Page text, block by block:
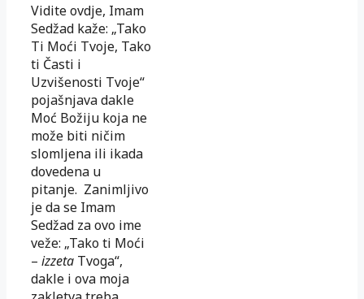
Vidite ovdje, Imam
Sedžad kaže: „Tako
Ti Moći Tvoje, Tako
ti Časti i
Uzvišenosti Tvoje“
pojašnjava dakle
Moć Božiju koja ne
može biti ničim
slomljena ili ikada
dovedena u
pitanje. Zanimljivo
je da se Imam
Sedžad za ovo ime
veže: „Tako ti Moći
– izzeta Tvoga“,
dakle i ova moja